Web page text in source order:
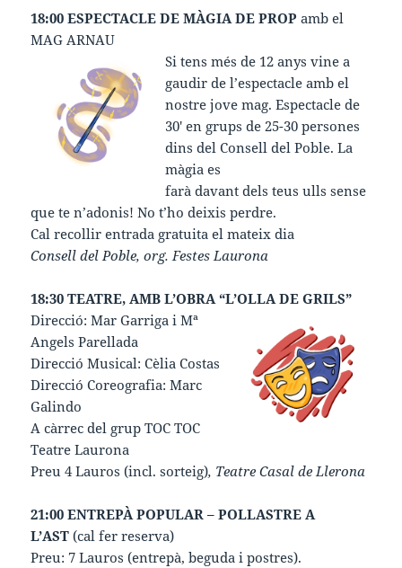
18:00 ESPECTACLE DE MÀGIA DE PROPamb el
MAG ARNAU
Si tens més de 12 anys vine a
gaudir de l’espectacle amb el
nostre jove mag. Espectacle de
30′ en grups de 25-30 persones
dins del Consell del Poble. La
màgia es
farà davant dels teus ulls sense
que te n’adonis! No t’ho deixis perdre.
Cal recollir entrada gratuita el mateix dia
Consell del Poble, org. Festes Laurona
18:30 TEATRE, AMB L’OBRA “L’OLLA DE GRILS”
Direcció: Mar Garriga i Mª
Angels Parellada
Direcció Musical: Cèlia Costas
Direcció Coreografia: Marc
Galindo
A càrrec del grup TOC TOC
Teatre Laurona
Preu 4 Lauros (incl. sorteig), Teatre Casal de Llerona
21:00 ENTREPÀ POPULAR – POLLASTRE A
L’AST(cal fer reserva)
Preu: 7 Lauros (entrepà, beguda i postres).